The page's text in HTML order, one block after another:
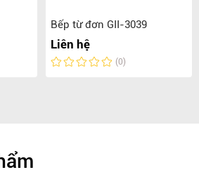
Bếp từ đơn GII-3039
Liên hệ
(0)